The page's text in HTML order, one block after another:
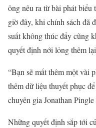
ông nêu ra từ bài phát
giờ đây, khi chính sách đã
suất không thúc đẩy cũng
quyết định nới lỏng thêm
“Bạn sẽ mất thêm một vài
thêm dữ liệu thuyết phục
chuyên gia Jonathan
Những quyết định sắp tới